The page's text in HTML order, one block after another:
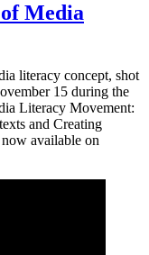
Media
literacy concept, shot
15 during the
Literacy Movement:
and Creating
available on